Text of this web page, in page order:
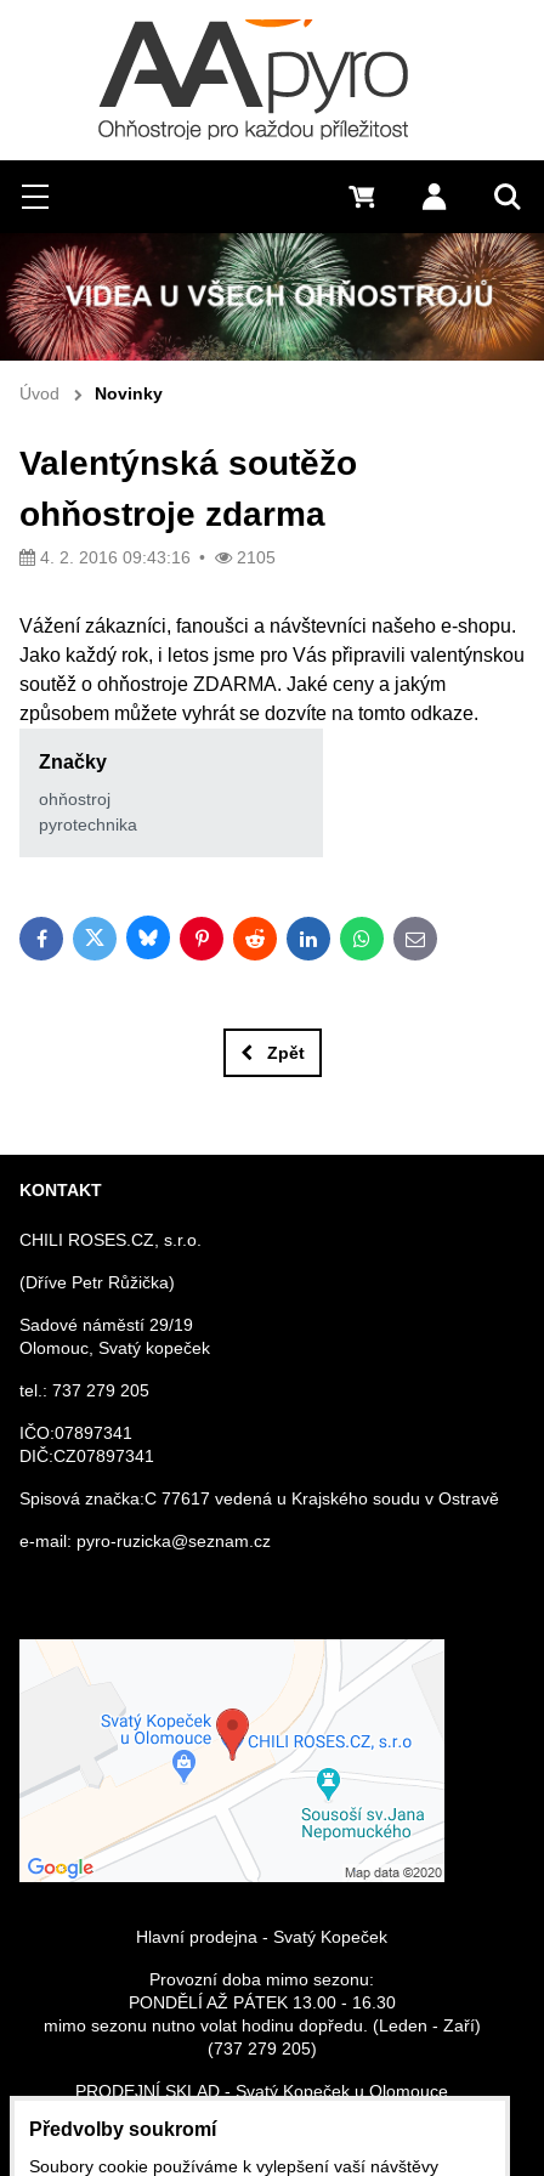
Hledat
Menu Přihlásit
0 Kč
Úvod Novinky
Valentýnská soutěžo
ohňostroje zdarma
4. 2. 2016 09:43:16 2105
Vážení zákazníci, fanoušci a návštevníci našeho e-shopu.
Jako každý rok, i letos jsme pro Vás připravili valentýnskou
soutěž o ohňostroje ZDARMA. Jaké ceny a jakým
způsobem můžete vyhrát se dozvíte na tomto odkaze.
Značky
ohňostroj
pyrotechnika
FacebookTwitterBlueskyPinterestRedditLinkedInWhatsApp
E-mail
Zpět
KONTAKT
CHILI ROSES.CZ, s.r.o.
(Dříve Petr Růžička)
Sadové náměstí 29/19
Olomouc, Svatý kopeček
tel.: 737 279 205
IČO:07897341
DIČ:CZ07897341
Spisová značka:C 77617 vedená u Krajského soudu v Ostravě
e-mail: pyro-ruzicka@seznam.cz
Externí obsah je blokován Volbami
soukromí
Přejete si načíst externí obsah?
Povolit a zapamatovat - souhlas s
druhem cookie: Funkční
Hlavní prodejna - Svatý Kopeček
Provozní doba mimo sezonu:
PONDĚLÍ AŽ PÁTEK 13.00 - 16.30
mimo sezonu nutno volat hodinu dopředu. (Leden - Zaří)
(737 279 205)
PRODEJNÍ SKLAD - Svatý Kopeček u Olomouce
Po - Pá: 13:00 - 16:30
So - Ne: dle tel. domluvy - (737 279 205)
Předvolby soukromí
Soubory cookie používáme k vylepšení vaší návštěvy